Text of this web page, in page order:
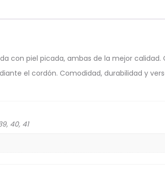
con piel picada, ambas de la mejor
el cordón. Comodidad, durabilidad y
40, 41